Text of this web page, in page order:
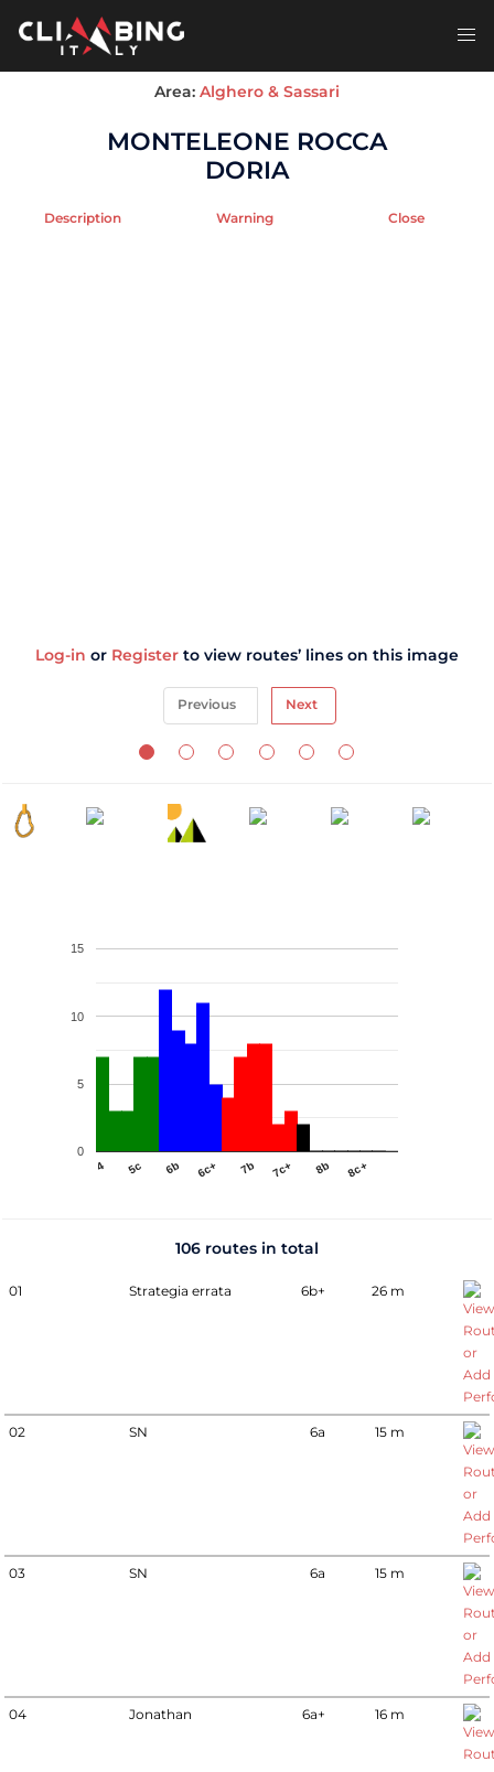
Area: Alghero & Sassari
MONTELEONE ROCCA
DORIA
Description Warning Close
Log-in or Register to view routes’ lines on this image
Previous Next
4 5c 6b 6c+ 7b 7c+ 8b 8c+
0
5
10
15
106 routes in total
01 Strategia errata 6b+ 26 m
02 SN 6a 15 m
03 SN 6a 15 m
04 Jonathan 6a+ 16 m